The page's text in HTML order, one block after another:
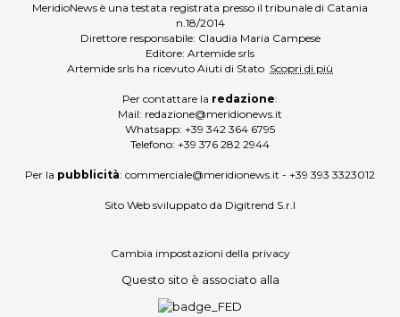
MeridioNews è una testata registrata presso il tribunale di Catania
n.18/2014
Direttore responsabile: Claudia Maria Campese
Editore: Artemide srls
Artemide srls ha ricevuto Aiuti di Stato Scopri di più
Per contattare la redazione:
Mail: redazione@meridionews.it
Whatsapp: +39 342 364 6795
Telefono: +39 376 282 2944
Per la pubblicità: commerciale@meridionews.it - +39 393 3323012
Sito Web sviluppato da Digitrend S.r.l
Cambia impostazioni della privacy
Questo sito è associato alla